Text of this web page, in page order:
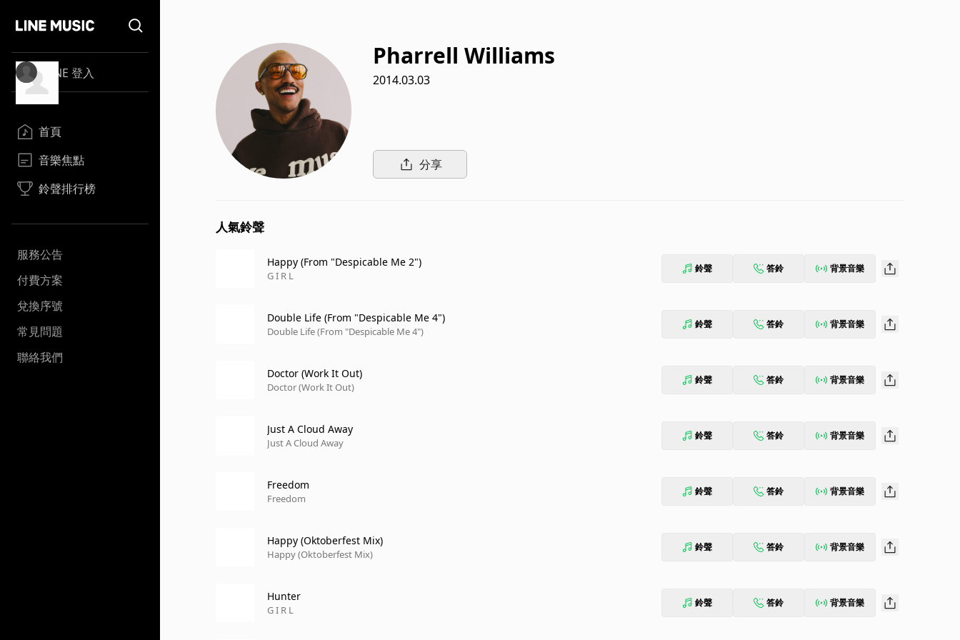
LINE 登入
首頁
音樂焦點
鈴聲排行榜
服務公告
付費方案
兌換序號
常見問題
聯絡我們
Pharrell Williams
2014.03.03
分享
人氣鈴聲
Happy (From "Despicable Me 2")
G I R L
鈴聲 答鈴 背景音樂
Double Life (From "Despicable Me 4")
Double Life (From "Despicable Me 4")
鈴聲 答鈴 背景音樂
Doctor (Work It Out)
Doctor (Work It Out)
鈴聲 答鈴 背景音樂
Just A Cloud Away
Just A Cloud Away
鈴聲 答鈴 背景音樂
Freedom
Freedom
鈴聲 答鈴 背景音樂
Happy (Oktoberfest Mix)
Happy (Oktoberfest Mix)
鈴聲 答鈴 背景音樂
Hunter
G I R L
鈴聲 答鈴 背景音樂